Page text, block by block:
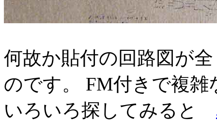
何故か貼付の回路図が
のです。 FM付きで複
いろいろ探してみると